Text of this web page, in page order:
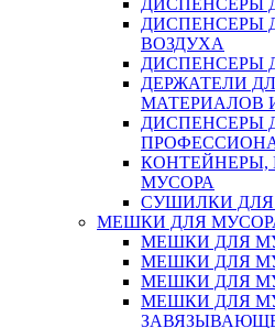
ДИСПЕНСЕРЫ
ДИСПЕНСЕРЫ
ВОЗДУХА
ДИСПЕНСЕРЫ
ДЕРЖАТЕЛИ
МАТЕРИАЛОВ
ДИСПЕНСЕРЫ
КОНТЕЙНЕРЫ,
МУСОРА
СУШИЛКИ ДЛЯ
МЕШКИ ДЛЯ
МЕШКИ ДЛЯ
МЕШКИ ДЛЯ
МЕШКИ ДЛЯ
МЕШКИ ДЛЯ